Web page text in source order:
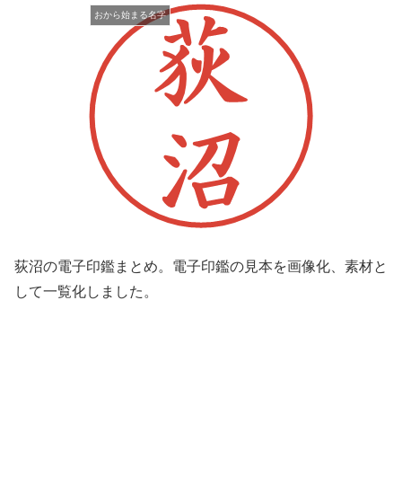
おから始まる名字
荻沼の電子印鑑まとめ。電子印鑑の見本を画像化、素材と
して一覧化しました。